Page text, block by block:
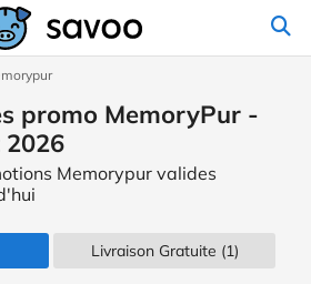
promo MemoryPur -
Memorypur valides
Livraison Gratuite (1)